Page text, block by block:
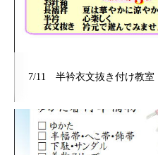
7/11 半衿衣文抜き付け教室